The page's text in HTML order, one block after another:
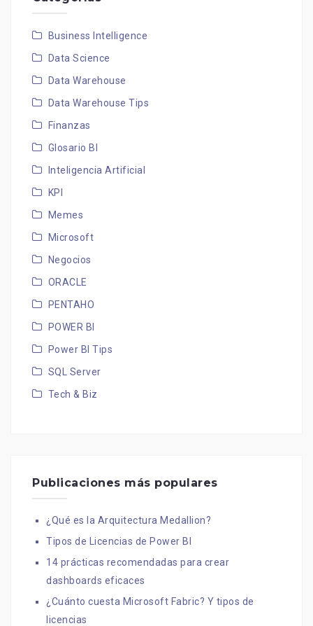
Business Intelligence
Data Science
Data Warehouse
Data Warehouse Tips
Finanzas
Glosario BI
Inteligencia Artificial
KPI
Memes
Microsoft
Negocios
ORACLE
PENTAHO
POWER BI
Power BI Tips
SQL Server
Tech & Biz
Publicaciones más populares
¿Qué es la Arquitectura Medallion?
Tipos de Licencias de Power BI
14 prácticas recomendadas para crear
dashboards eficaces
¿Cuánto cuesta Microsoft Fabric? Y tipos de
licencias